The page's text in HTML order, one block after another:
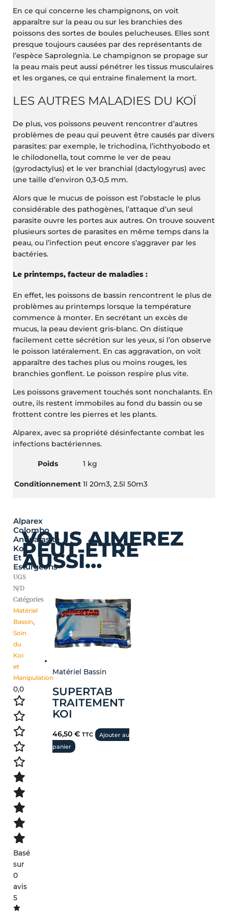
En ce qui concerne les champignons, on voit
apparaître sur la peau ou sur les branchies des
poissons des sortes de boules pelucheuses. Elles sont
presque toujours causées par des représentants de
l’espèce Saprolegnia. Le champignon se propage sur
la peau mais peut aussi pénétrer les tissus musculaires
et les organes, ce qui entraine finalement la mort.
LES AUTRES MALADIES DU KOÏ
De plus, vos poissons peuvent rencontrer d’autres
problèmes de peau qui peuvent être causés par divers
parasites: par exemple, le trichodina, l’ichthyobodo et
le chilodonella, tout comme le ver de peau
(gyrodactylus) et le ver branchial (dactylogyrus) avec
une taille d’environ 0,3-0,5 mm.
Alors que le mucus de poisson est l’obstacle le plus
considérable des pathogènes, l’attaque d’un seul
parasite ouvre les portes aux autres. On trouve souvent
plusieurs sortes de parasites en même temps dans la
peau, ou l’infection peut encore s’aggraver par les
bactéries.
Le printemps, facteur de maladies :
En effet, les poissons de bassin rencontrent le plus de
problèmes au printemps lorsque la température
commence à monter. En secrétant un excès de
mucus, la peau devient gris-blanc. On distique
facilement cette sécrétion sur les yeux, si l’on observe
le poisson latéralement. En cas aggravation, on voit
apparaître des taches plus ou moins rouges, les
branchies gonflent. Le poisson respire plus vite.
Les poissons gravement touchés sont nonchalants. En
outre, ils restent immobiles au fond du bassin ou se
frottent contre les pierres et les plants.
Alparex, avec sa propriété désinfectante combat les
infections bactériennes.
Poids 1 kg
Conditionnement 1l 20m3, 2.5l 50m3
Alparex
Colombo
Antiparasite
Koï
Et
Esturgeons
UGS
N/D
Catégories
Matériel
Bassin,
Soin
du
Koï
et
Manipulation
0,0
Basé
sur
0
avis
5
VOUS AIMEREZ
PEUT-ÊTRE
AUSSI…
Matériel Bassin
SUPERTAB
TRAITEMENT
KOI
46,50 € TTC
Ajouter au
panier